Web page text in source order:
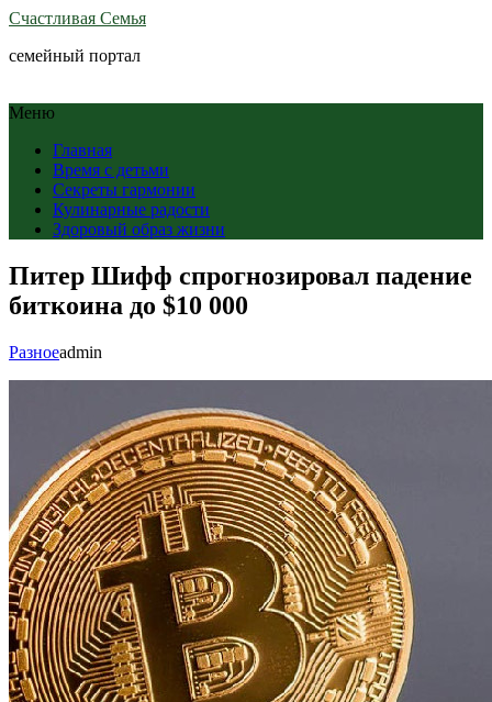
Счастливая Семья
семейный портал
Меню
Главная
Время с детьми
Секреты гармонии
Кулинарные радости
Здоровый образ жизни
Питер Шифф спрогнозировал падение
биткоина до $10 000
Разноеadmin